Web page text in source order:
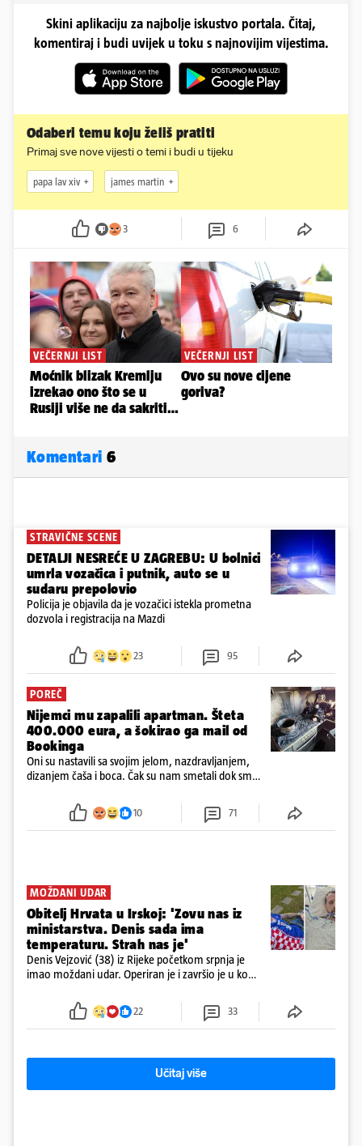
Skini aplikaciju za najbolje iskustvo portala. Čitaj,
komentiraj i budi uvijek u toku s najnovijim vijestima.
Odaberi temu koju želiš pratiti
Primaj sve nove vijesti o temi i budi u tijeku
papa lav xiv james martin
3 6
Komentari 6
STRAVIČNE SCENE
DETALJI NESREĆE U ZAGREBU: U bolnici
umrla vozačica i putnik, auto se u
sudaru prepolovio
Policija je objavila da je vozačici istekla prometna
dozvola i registracija na Mazdi
23 95
POREČ
Nijemci mu zapalili apartman. Šteta
400.000 eura, a šokirao ga mail od
Bookinga
Oni su nastavili sa svojim jelom, nazdravljanjem,
dizanjem čaša i boca. Čak su nam smetali dok smo
požar, rekao je vlasnik
10 71
MOŽDANI UDAR
Obitelj Hrvata u Irskoj: 'Zovu nas iz
ministarstva. Denis sada ima
temperaturu. Strah nas je'
Denis Vejzović (38) iz Rijeke početkom srpnja je
imao moždani udar. Operiran je i završio je u komi.
tamošnji liječnici ne vjeruju u oporavak: 'Imamo
22 33
Učitaj više